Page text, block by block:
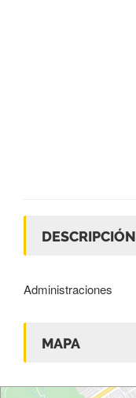
DESCRIPCIÓN
Administraciones
MAPA